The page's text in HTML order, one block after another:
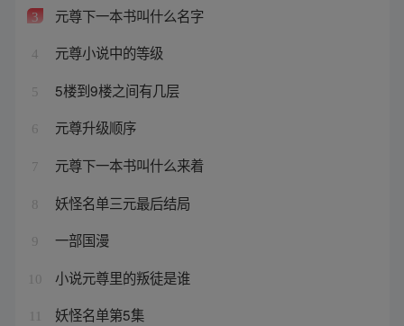
3 元尊下一本书叫什么名字
4 元尊小说中的等级
5 5楼到9楼之间有几层
6 元尊升级顺序
7 元尊下一本书叫什么来着
8 妖怪名单三元最后结局
9 一部国漫
10 小说元尊里的叛徒是谁
妖怪名单第5集